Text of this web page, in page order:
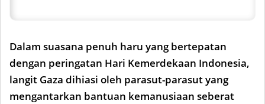
Dalam suasana penuh haru yang bertepatan
dengan peringatan Hari Kemerdekaan Indonesia,
langit Gaza dihiasi oleh parasut-parasut yang
mengantarkan bantuan kemanusiaan seberat